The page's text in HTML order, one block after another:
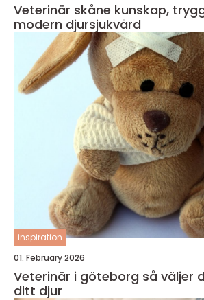
Veterinär skåne kunskap, trygghet och
modern djursjukvård
inspiration
01. February 2026
Veterinär i göteborg så väljer du rätt vård för
ditt djur